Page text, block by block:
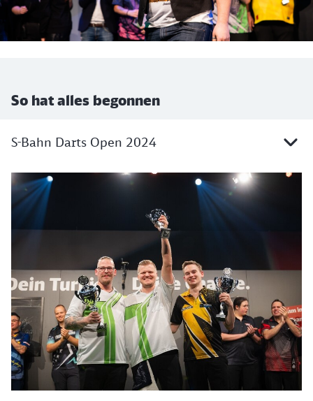
So hat alles begonnen
S‑Bahn Darts Open 2024
Rückblick S-Bahn Darts open 2024